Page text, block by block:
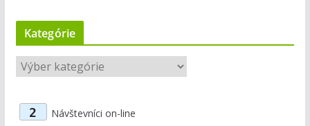
Kategórie
K
a
e
2 Návštevníci on-line